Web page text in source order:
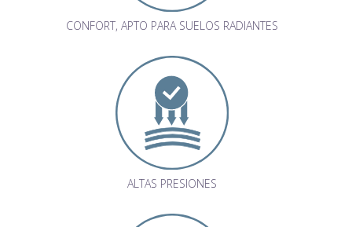
CONFORT, APTO PARA SUELOS RADIANTES
ALTAS PRESIONES